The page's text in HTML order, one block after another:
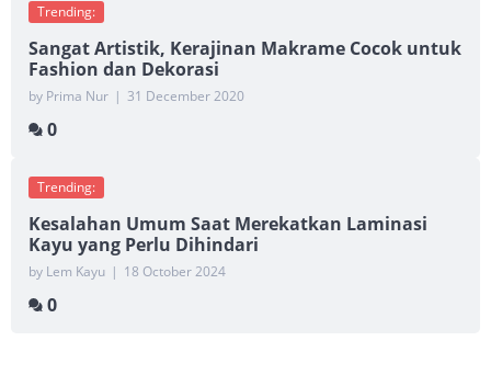
Trending:
Sangat Artistik, Kerajinan Makrame Cocok untuk
Fashion dan Dekorasi
by Prima Nur | 31 December 2020
0
Trending:
Kesalahan Umum Saat Merekatkan Laminasi
Kayu yang Perlu Dihindari
by Lem Kayu | 18 October 2024
0